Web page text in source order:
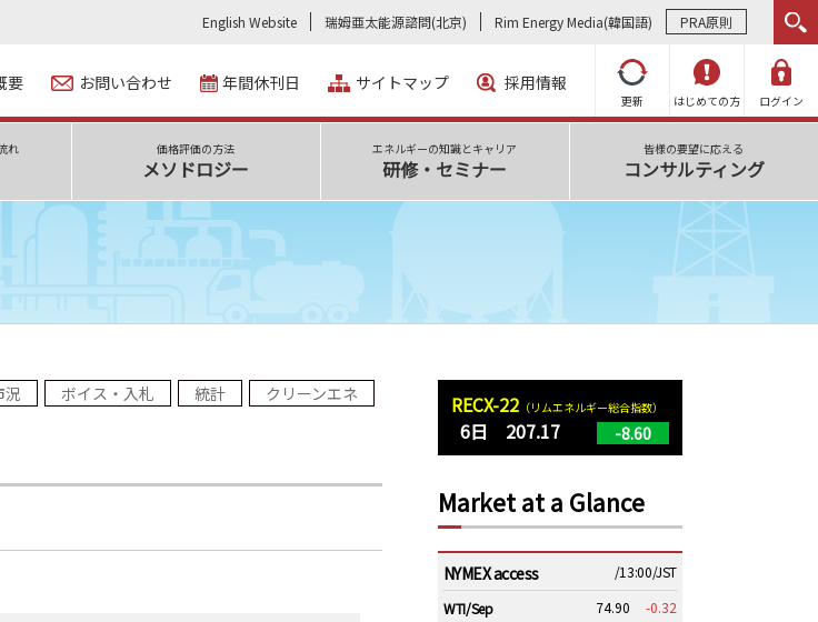
English Website 瑞姆亜太能源諮問(北京) Rim Energy Media(韓国語) PRA原則
更新 はじめての方 ログイン
要 お問い合わせ 年間休刊日 サイトマップ 採用情報
れ 価格評価の方法
メソドロジー
エネルギーの知識とキャリア
研修・セミナー
皆様の要望に応える
コンサルティング
況 ボイス・入札 統計 クリーンエネ RECX-22 （リムエネルギー総合指数）
6日 207.17 -8.60
Market at a Glance
NYMEX access
/13:00/JST
WTI/Sep
74.90
-0.32